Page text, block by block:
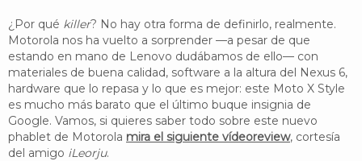
¿Por qué killer? No hay otra forma de definirlo, realmente.
Motorola nos ha vuelto a sorprender —a pesar de que
estando en mano de Lenovo dudábamos de ello— con
materiales de buena calidad, software a la altura del Nexus 6,
hardware que lo repasa y lo que es mejor: este Moto X Style
es mucho más barato que el último buque insignia de
Google. Vamos, si quieres saber todo sobre este nuevo
phablet de Motorola mira el siguiente vídeoreview, cortesía
del amigo iLeorju.